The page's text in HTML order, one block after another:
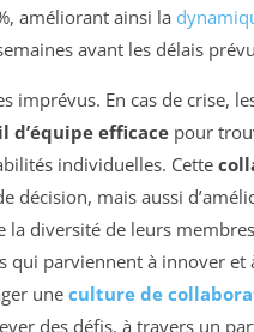
améliorant ainsi la
avant les délais
imprévus. En cas de crise,
d’équipe efficace pour
individuelles. Cette
décision, mais aussi
diversité de leurs
parviennent à innover et
une culture de
des défis, à travers un